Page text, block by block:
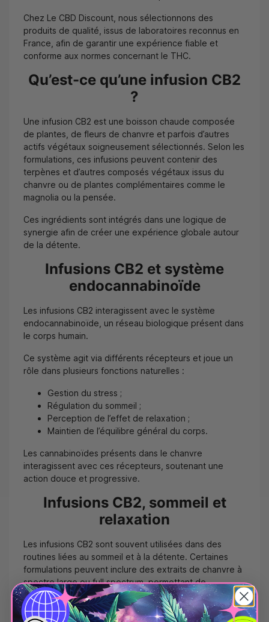
Chez Le CBD Discount, nous sélectionnons des
produits de qualité, issus de laboratoires reconnus en
France, afin de garantir une expérience fiable et
conforme aux normes concernant le THC.
Qu’est-ce qu’une infusion CB2
?
Une infusion CB2 est une boisson chaude composée
de plantes, de fleurs de chanvre et parfois d’autres
actifs végétaux soigneusement sélectionnés. Selon les
formulations, ces infusions peuvent contenir des
terpènes et d’autres composés végétaux issus du
chanvre ou de plantes complémentaires comme le
magnolia ou la pensée.
Ces ingrédients sont intégrés dans une logique de
synergie afin de créer une expérience globale autour
de la détente.
Infusions CB2 et système
endocannabinoïde
Les infusions CB2 interagissent avec le système
endocannabinoïde, un réseau biologique présent dans
le corps humain.
Ce système agit via différents récepteurs et joue un
rôle dans plusieurs fonctions naturelles :
Gestion du stress ;
Régulation du sommeil ;
Perception de l’effet de relaxation ;
Maintien de l’équilibre général du corps.
Les cannabinoïdes présents dans le chanvre
interagissent avec ces récepteurs, soutenant une
action douce et progressive.
Infusions CB2, sommeil et
relaxation
Les infusions CB2 sont souvent utilisées dans des
routines liées au sommeil et à la détente. Certaines
formulations peuvent inclure des extraits de chanvre à
spectre large ou full spectrum, permettant de
conserver un ensemble complet de composés actifs.
Ces boissons chaudes peuvent être consommées le